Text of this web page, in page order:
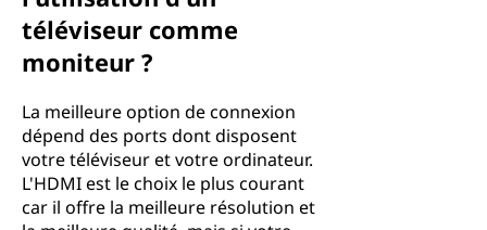
téléviseur comme
moniteur ?
La meilleure option de connexion
dépend des ports dont disposent
votre téléviseur et votre ordinateur.
L'HDMI est le choix le plus courant
car il offre la meilleure résolution et